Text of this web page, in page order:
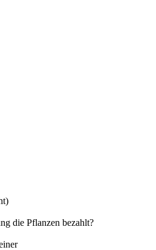
die Pflanzen bezahlt?